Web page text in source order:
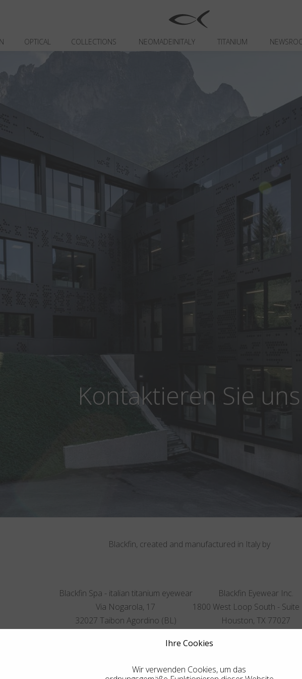
OPTICAL COLLECTIONS NEOMADEINITALY TITANIUM
Kontaktieren Sie uns
Blackfin, created and manufactured in Italy by
Blackfin Spa - italian titanium eyewear
Via Nogarola, 17
32027 Taibon Agordino (BL)
Blackfin Eyewear Inc.
1800 West Loop South - Suite
Houston, TX 77027
Ihre Cookies
Wir verwenden Cookies, um das